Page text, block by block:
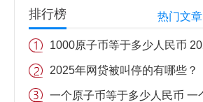
排行榜 热门文章
2025年网贷被叫停的有哪些？